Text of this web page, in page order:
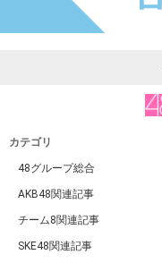
カテゴリ
48グループ総合
AKB48関連記事
チーム8関連記事
SKE48関連記事